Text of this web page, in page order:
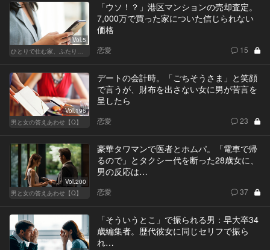
Vol.5
ひとりで住む家、ふたりで棲む家
「ウソ！？」港区マンションの売却査定。
7,000万で買った家についた信じられない
価格
恋愛 15
Vol.196
男と女の答えあわせ【Q】
デートの会計時。「ごちそうさま」と笑顔
で言うが、財布を出さない女に男が苦言を
呈したら
恋愛 23
Vol.200
男と女の答えあわせ【Q】
豪華タワマンで医者とホムパ。「電車で帰
るので」とタクシー代を断った28歳女に、
男の反応は…
恋愛 37
「そういうとこ」で振られる男：早大卒34
歳編集者。歴代彼女に同じセリフで振ら
れ…